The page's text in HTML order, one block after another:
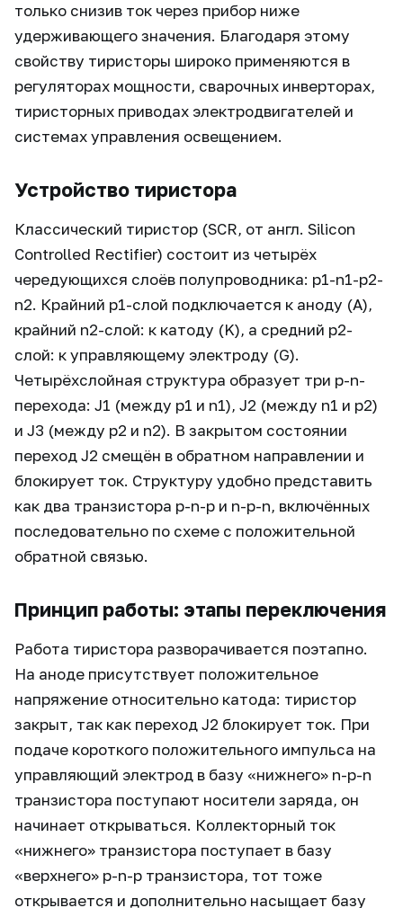
только снизив ток через прибор ниже
удерживающего значения. Благодаря этому
свойству тиристоры широко применяются в
регуляторах мощности, сварочных инверторах,
тиристорных приводах электродвигателей и
системах управления освещением.
Устройство тиристора
Классический тиристор (SCR, от англ. Silicon
Controlled Rectifier) состоит из четырёх
чередующихся слоёв полупроводника: p1-n1-p2-
n2. Крайний p1-слой подключается к аноду (A),
крайний n2-слой: к катоду (K), а средний p2-
слой: к управляющему электроду (G).
Четырёхслойная структура образует три p-n-
перехода: J1 (между p1 и n1), J2 (между n1 и p2)
и J3 (между p2 и n2). В закрытом состоянии
переход J2 смещён в обратном направлении и
блокирует ток. Структуру удобно представить
как два транзистора p-n-p и n-p-n, включённых
последовательно по схеме с положительной
обратной связью.
Принцип работы: этапы переключения
Работа тиристора разворачивается поэтапно.
На аноде присутствует положительное
напряжение относительно катода: тиристор
закрыт, так как переход J2 блокирует ток. При
подаче короткого положительного импульса на
управляющий электрод в базу «нижнего» n-p-n
транзистора поступают носители заряда, он
начинает открываться. Коллекторный ток
«нижнего» транзистора поступает в базу
«верхнего» p-n-p транзистора, тот тоже
открывается и дополнительно насыщает базу